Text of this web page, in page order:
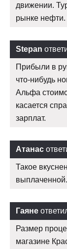
движении.
рынке нефти.
Stepan
Прибыли в
что-нибудь
Альфа
касается
зарплат.
Атанас
Такое
выплаченной.
Гаяне
Размер
магазине